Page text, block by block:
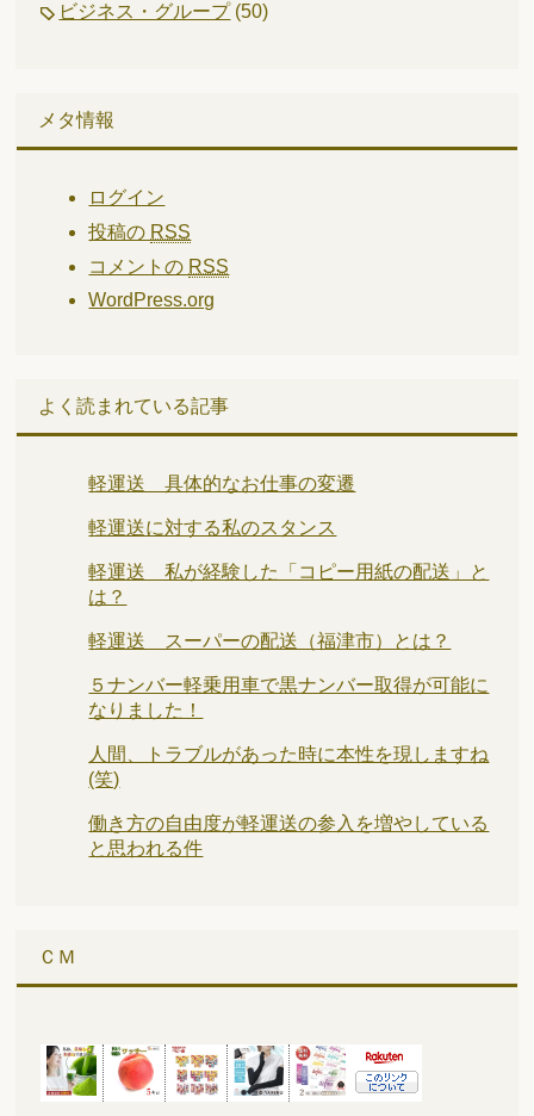
ビジネス・グループ(50)
メタ情報
ログイン
投稿の RSS
コメントの RSS
WordPress.org
よく読まれている記事
軽運送 具体的なお仕事の変遷
軽運送に対する私のスタンス
軽運送 私が経験した「コピー用紙の配送」と
は？
軽運送 スーパーの配送（福津市）とは？
５ナンバー軽乗用車で黒ナンバー取得が可能に
なりました！
人間、トラブルがあった時に本性を現しますね
(笑)
働き方の自由度が軽運送の参入を増やしている
と思われる件
ＣＭ